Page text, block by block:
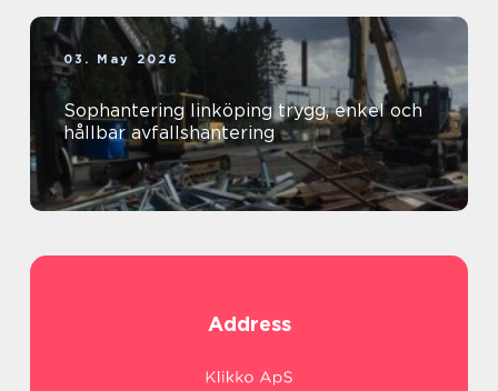
03. May 2026
Sophantering linköping trygg, enkel och
hållbar avfallshantering
Address